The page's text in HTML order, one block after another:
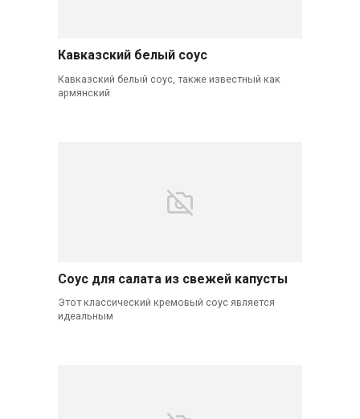
Кавказский белый соус
Кавказский белый соус, также известный как
армянский
Соус для салата из свежей капусты
Этот классический кремовый соус является
идеальным